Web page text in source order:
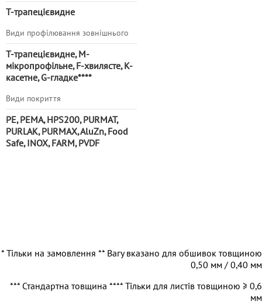
Т-трапецієвидне
Види профілювання зовнішнього
Т-трапецієвидне, М-
мікропрофільне, F-хвилясте, К-
касетне, G-гладке****
Види покриття
PE, PEMA, HPS200, PURMAT,
PURLAK, PURMAX, AluZn, Food
Safe, INOX, FARM, PVDF
* Тільки на замовлення ** Вагу вказано для обшивок товщиною
0,50 мм / 0,40 мм
*** Стандартна товщина **** Тільки для листів товщиною ≥ 0,6
мм